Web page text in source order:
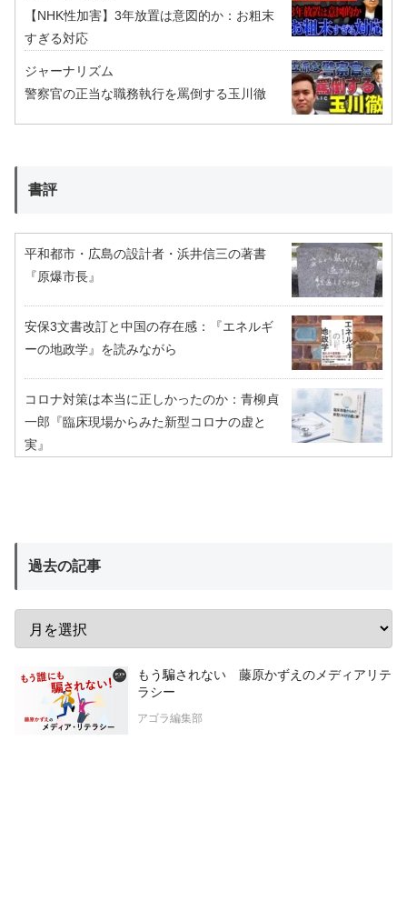
【NHK性加害】3年放置は意図的か：お粗末
すぎる対応
ジャーナリズム
警察官の正当な職務執行を罵倒する玉川徹
書評
平和都市・広島の設計者・浜井信三の著書
『原爆市長』
安保3文書改訂と中国の存在感：『エネルギ
ーの地政学』を読みながら
コロナ対策は本当に正しかったのか：青柳貞
一郎『臨床現場からみた新型コロナの虚と
実』
過去の記事
もう騙されない 藤原かずえのメディアリテ
ラシー
アゴラ編集部